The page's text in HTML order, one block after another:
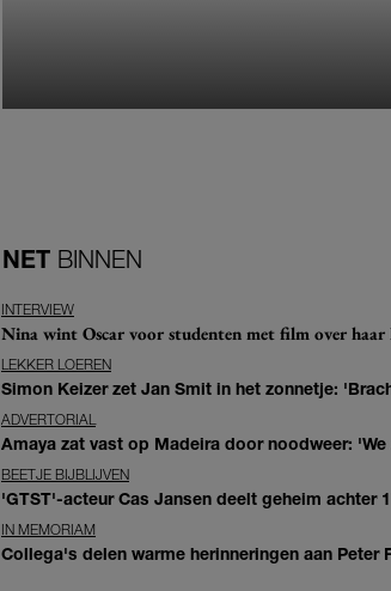
NET BINNEN
INTERVIEW
Nina wint Oscar voor studenten met film over
LEKKER LOEREN
Simon Keizer zet Jan Smit in het zonnetje:
ADVERTORIAL
Amaya zat vast op Madeira door noodweer:
BEETJE BIJBLIJVEN
'GTST'-acteur Cas Jansen deelt geheim achter
IN MEMORIAM
Collega's delen warme herinneringen aan